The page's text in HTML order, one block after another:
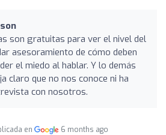
son gratuitas para ver el nivel del
asesoramiento de cómo deben
el miedo al hablar. Y lo demás
claro que no nos conoce ni ha
con nosotros.
en 6 months ago